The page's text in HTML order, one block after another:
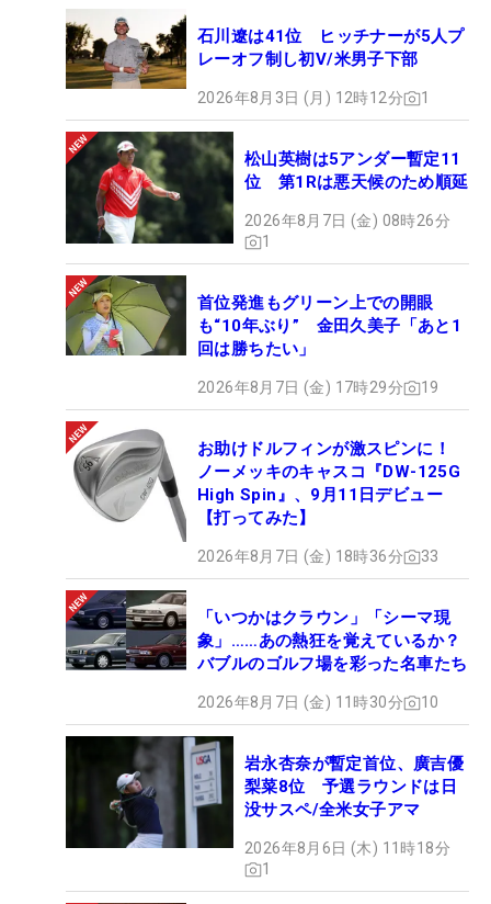
石川遼は41位 ヒッチナーが5人プ
レーオフ制し初V/米男子下部
2026年8月3日 (月) 12時12分 1
松山英樹は5アンダー暫定11
位 第1Rは悪天候のため順延
2026年8月7日 (金) 08時26分
1
首位発進もグリーン上での開眼
も“10年ぶり” 金田久美子「あと1
回は勝ちたい」
2026年8月7日 (金) 17時29分 19
お助けドルフィンが激スピンに！
ノーメッキのキャスコ『DW-125G
High Spin』、9月11日デビュー
【打ってみた】
2026年8月7日 (金) 18時36分 33
「いつかはクラウン」「シーマ現
象」……あの熱狂を覚えているか？
バブルのゴルフ場を彩った名車たち
2026年8月7日 (金) 11時30分 10
岩永杏奈が暫定首位、廣吉優
梨菜8位 予選ラウンドは日
没サスペ/全米女子アマ
2026年8月6日 (木) 11時18分
1